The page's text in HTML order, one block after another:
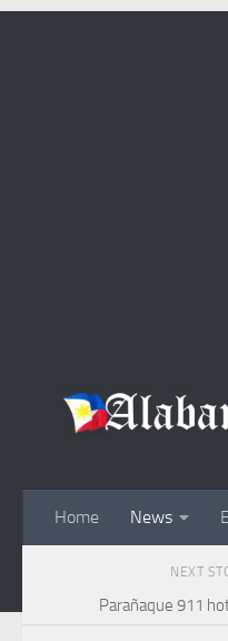
Home News
NEXT
Parañaque 911